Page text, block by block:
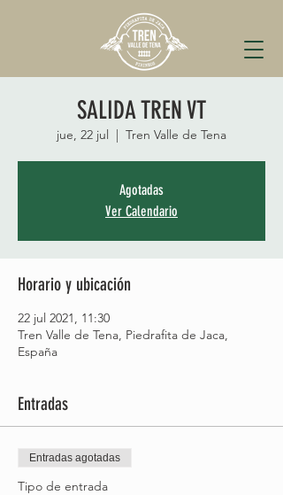
SALIDA TREN VT
jue, 22 jul
  |
Tren Valle de Tena
Agotadas
Ver Calendario
Horario y ubicación
22 jul 2021, 11:30
Tren Valle de Tena, Piedrafita de Jaca,
España
Entradas
Entradas agotadas
Tipo de entrada